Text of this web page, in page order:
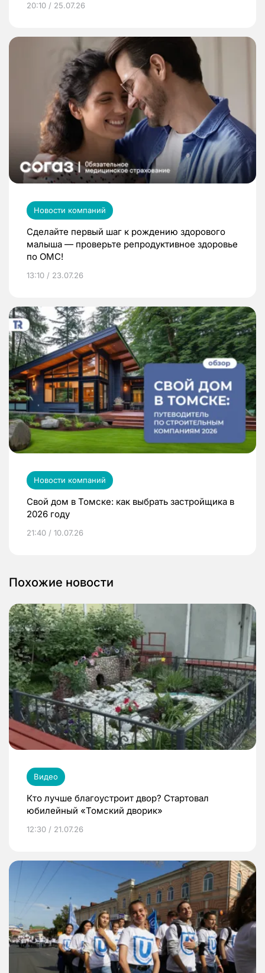
20:10 / 25.07.26
Новости компаний
Сделайте первый шаг к рождению здорового
малыша — проверьте репродуктивное здоровье
по ОМС!
13:10 / 23.07.26
Новости компаний
Свой дом в Томске: как выбрать застройщика в
2026 году
21:40 / 10.07.26
Похожие новости
Видео
Кто лучше благоустроит двор? Стартовал
юбилейный «Томский дворик»
12:30 / 21.07.26